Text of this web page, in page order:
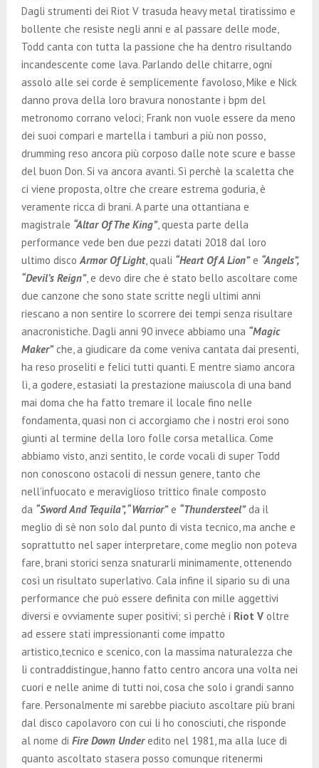
Dagli strumenti dei Riot V trasuda heavy metal tiratissimo e
bollente che resiste negli anni e al passare delle mode,
Todd canta con tutta la passione che ha dentro risultando
incandescente come lava. Parlando delle chitarre, ogni
assolo alle sei corde è semplicemente favoloso, Mike e Nick
danno prova della loro bravura nonostante i bpm del
metronomo corrano veloci; Frank non vuole essere da meno
dei suoi compari e martella i tamburi a più non posso,
drumming reso ancora più corposo dalle note scure e basse
del buon Don. Si va ancora avanti. Sì perchè la scaletta che
ci viene proposta, oltre che creare estrema goduria, è
veramente ricca di brani. A parte una ottantiana e
magistrale “Altar Of The King”, questa parte della
performance vede ben due pezzi datati 2018 dal loro
ultimo disco Armor Of Light, quali “Heart Of A Lion”e “Angels”,
“Devil’s Reign”, e devo dire che è stato bello ascoltare come
due canzone che sono state scritte negli ultimi anni
riescano a non sentire lo scorrere dei tempi senza risultare
anacronistiche. Dagli anni 90 invece abbiamo una “Magic
Maker”che, a giudicare da come veniva cantata dai presenti,
ha reso proseliti e felici tutti quanti. E mentre siamo ancora
lì, a godere, estasiati la prestazione maiuscola di una band
mai doma che ha fatto tremare il locale fino nelle
fondamenta, quasi non ci accorgiamo che i nostri eroi sono
giunti al termine della loro folle corsa metallica. Come
abbiamo visto, anzi sentito, le corde vocali di super Todd
non conoscono ostacoli di nessun genere, tanto che
nell’infuocato e meraviglioso trittico finale composto
da “Sword And Tequila”, “Warrior”e “Thundersteel”da il
meglio di sè non solo dal punto di vista tecnico, ma anche e
soprattutto nel saper interpretare, come meglio non poteva
fare, brani storici senza snaturarli minimamente, ottenendo
così un risultato superlativo. Cala infine il sipario su di una
performance che può essere definita con mille aggettivi
diversi e ovviamente super positivi; sì perchè i Riot V oltre
ad essere stati impressionanti come impatto
artistico,tecnico e scenico, con la massima naturalezza che
li contraddistingue, hanno fatto centro ancora una volta nei
cuori e nelle anime di tutti noi, cosa che solo i grandi sanno
fare. Personalmente mi sarebbe piaciuto ascoltare più brani
dal disco capolavoro con cui li ho conosciuti, che risponde
al nome di Fire Down Underedito nel 1981, ma alla luce di
quanto ascoltato stasera posso comunque ritenermi